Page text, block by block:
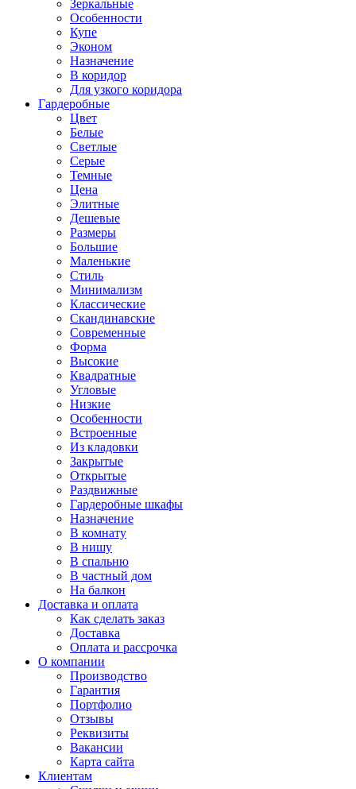
Зеркальные
Особенности
Купе
Эконом
Назначение
В коридор
Для узкого коридора
Гардеробные
Цвет
Белые
Светлые
Серые
Темные
Цена
Элитные
Дешевые
Размеры
Большие
Маленькие
Стиль
Минимализм
Классические
Скандинавские
Современные
Форма
Высокие
Квадратные
Угловые
Низкие
Особенности
Встроенные
Из кладовки
Закрытые
Открытые
Раздвижные
Гардеробные шкафы
Назначение
В комнату
В нишу
В спальню
В частный дом
На балкон
Доставка и оплата
Как сделать заказ
Доставка
Оплата и рассрочка
О компании
Производство
Гарантия
Портфолио
Отзывы
Реквизиты
Вакансии
Карта сайта
Клиентам